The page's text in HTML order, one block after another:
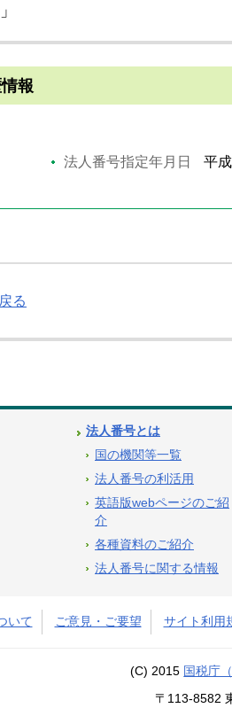
報
法人番号指定年月日 平
る
法人番号とは
国の機関等一覧
法人番号の利活用
英語版webページのご紹
介
各種資料のご紹介
法人番号に関する情報
いて ご意見・ご要望 サイト利用
(C) 2015 国税庁
〒113-8582